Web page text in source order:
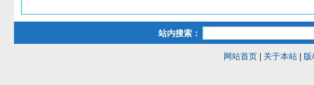
站内搜索：
网站首页| 关于本站| 版